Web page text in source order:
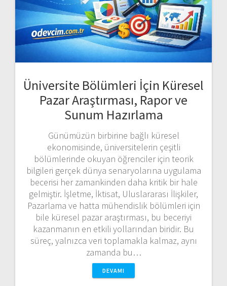
Üniversite Bölümleri İçin Küresel
Pazar Araştırması, Rapor ve
Sunum Hazırlama
Günümüzün birbirine bağlı küresel
ekonomisinde, üniversitelerin çeşitli
bölümlerinde okuyan öğrenciler için teorik
bilgileri gerçek dünya senaryolarına uygulama
becerisi her zamankinden daha kritik bir hale
gelmiştir. İşletme, İktisat, Uluslararası İlişkiler,
Pazarlama ve hatta mühendislik bölümleri için
bile küresel pazar araştırması, bu beceriyi
kazanmanın en etkili yollarından biridir. Bu
süreç, yalnızca veri toplamakla kalmaz, aynı
zamanda bu…
DEVAMI